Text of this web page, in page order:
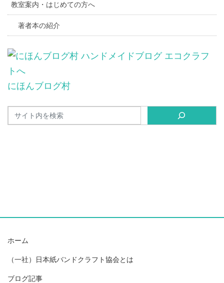
教室案内・はじめての方へ
著者本の紹介
にほんブログ村
ホーム
（一社）日本紙バンドクラフト協会とは
ブログ記事